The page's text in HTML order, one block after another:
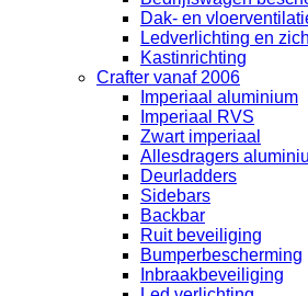
Dak- en
Ledverlichting en
Kastinrichting
Crafter vanaf 2006
Imperiaal aluminium
Imperiaal RVS
Zwart imperiaal
Allesdragers
Deurladders
Sidebars
Backbar
Ruit beveiliging
Bumperbescherming
Inbraakbeveiliging